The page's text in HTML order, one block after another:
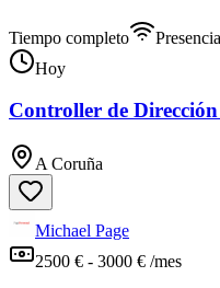
Tiempo completo
Hoy
Controller de
A Coruña
Michael Page
2500 € - 3000 € /mes